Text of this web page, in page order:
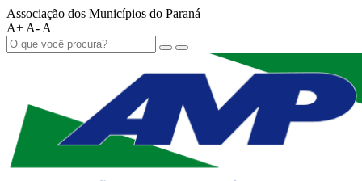
Associação dos Municípios do Paraná
A+ A- A